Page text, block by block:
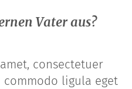
Vater aus?
consectetuer
ligula eget